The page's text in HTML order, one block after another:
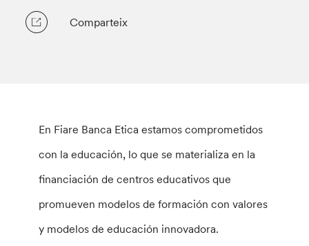
Comparteix
En Fiare Banca Etica estamos comprometidos
con la educación, lo que se materializa en la
financiación de centros educativos que
promueven modelos de formación con valores
y modelos de educación innovadora.